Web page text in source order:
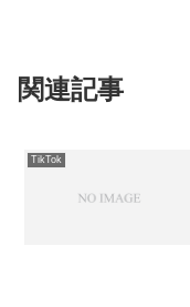
関連記事
TikTok